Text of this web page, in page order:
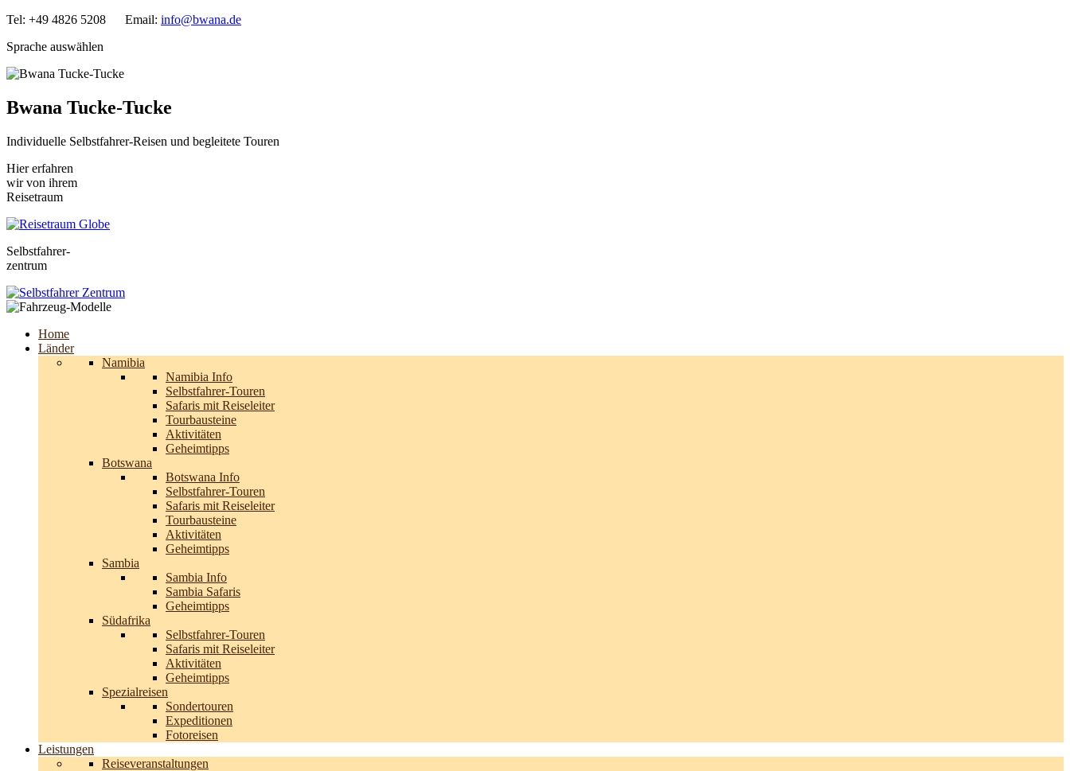
Tel: +49 4826 5208 Email: info@bwana.de
Sprache auswählen
Bwana Tucke-Tucke
Individuelle Selbstfahrer-Reisen und begleitete Touren
Hier erfahren
wir von ihrem
Reisetraum
Selbstfahrer-
zentrum
Home
Länder
Namibia
Namibia Info
Selbstfahrer-Touren
Safaris mit Reiseleiter
Tourbausteine
Aktivitäten
Geheimtipps
Botswana
Botswana Info
Selbstfahrer-Touren
Safaris mit Reiseleiter
Tourbausteine
Aktivitäten
Geheimtipps
Sambia
Sambia Info
Sambia Safaris
Geheimtipps
Südafrika
Selbstfahrer-Touren
Safaris mit Reiseleiter
Aktivitäten
Geheimtipps
Spezialreisen
Sondertouren
Expeditionen
Fotoreisen
Leistungen
Reiseveranstaltungen